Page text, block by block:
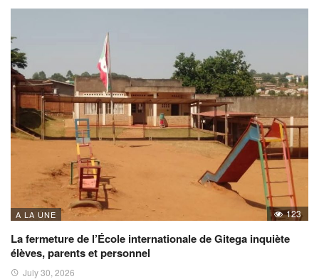
A LA UNE 123
La fermeture de l’École internationale de Gitega inquiète
élèves, parents et personnel
July 30, 2026